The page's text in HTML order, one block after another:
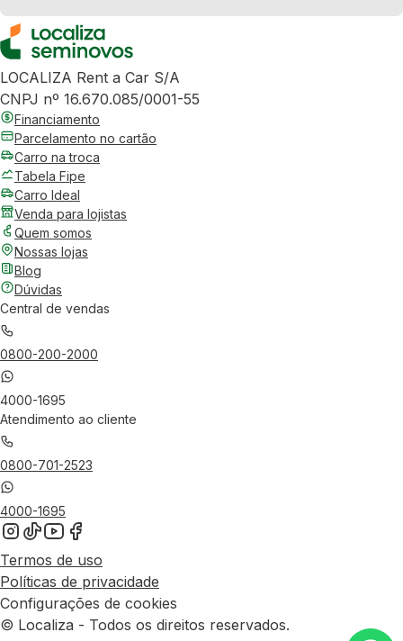
LOCALIZA Rent a Car S/A
CNPJ nº 16.670.085/0001-55
Financiamento
Parcelamento no cartão
Carro na troca
Tabela Fipe
Carro Ideal
Venda para lojistas
Quem somos
Nossas lojas
Blog
Dúvidas
Central de vendas
0800-200-2000
4000-1695
Atendimento ao cliente
0800-701-2523
4000-1695
Termos de uso
Políticas de privacidade
Configurações de cookies
© Localiza - Todos os direitos reservados.